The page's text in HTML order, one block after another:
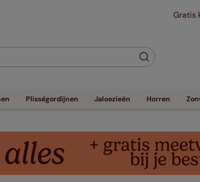
Gratis
Plisségordijnen Jaloezieën Horren